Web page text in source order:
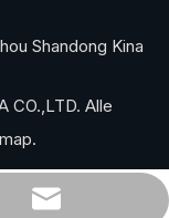
Shandong Kina
CO.,LTD. Alle
.